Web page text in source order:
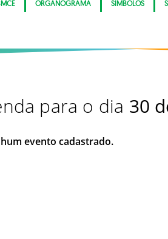
ORGANOGRAMA SÍMBOLOS
para o dia 30
evento cadastrado.